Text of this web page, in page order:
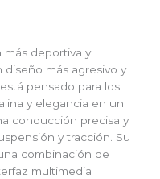
más deportiva y
más agresivo y
pensado para los
y elegancia en un
conducción precisa y
y tracción. Su
combinación de
multimedia